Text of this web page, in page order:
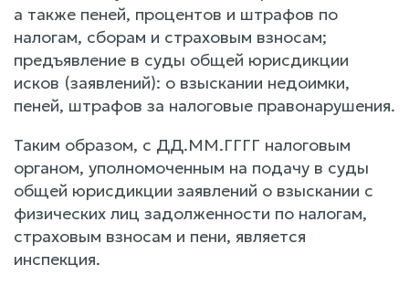
а также пеней, процентов и штрафов по
налогам, сборам и страховым взносам;
предъявление в суды общей юрисдикции
исков (заявлений): о взыскании недоимки,
пеней, штрафов за налоговые правонарушения.
Таким образом, с ДД.ММ.ГГГГ налоговым
органом, уполномоченным на подачу в суды
общей юрисдикции заявлений о взыскании с
физических лиц задолженности по налогам,
страховым взносам и пени, является
инспекция.